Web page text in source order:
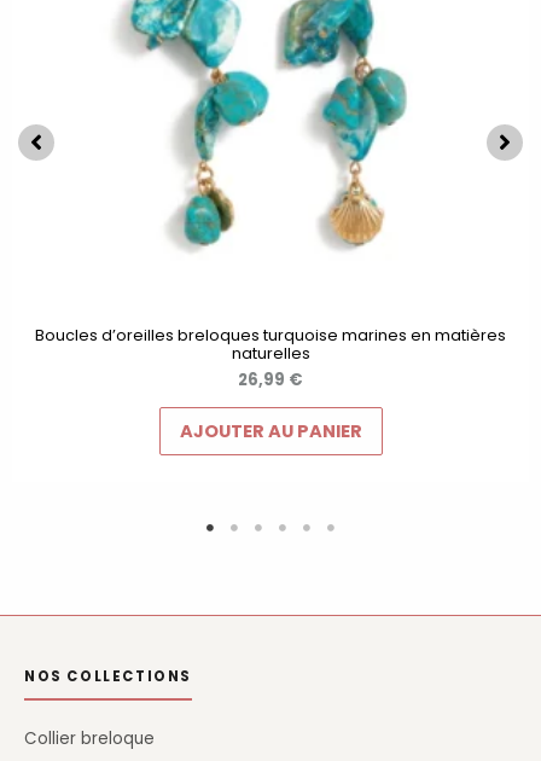
Boucles d’oreilles breloques turquoise marines en matières
naturelles
26,99 €
AJOUTER AU PANIER
NOS COLLECTIONS
Collier breloque